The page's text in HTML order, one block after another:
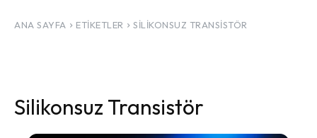
ANA SAYFA ETIKETLER SILIKONSUZ TRANSISTÖR
Silikonsuz Transistör